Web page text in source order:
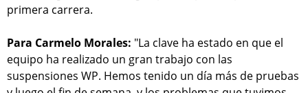
primera carrera.
Para Carmelo Morales: "La clave ha estado en que el
equipo ha realizado un gran trabajo con las
suspensiones WP. Hemos tenido un día más de pruebas